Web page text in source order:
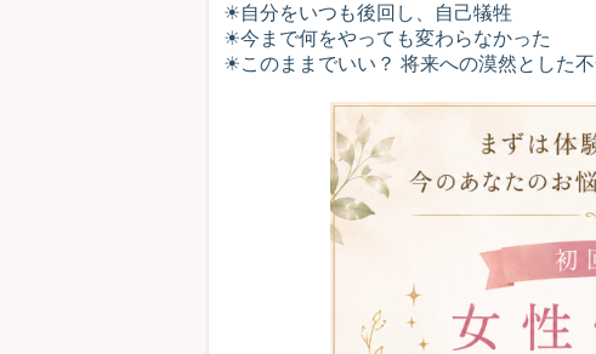
☀︎自分をいつも後回し、自己犠牲
☀︎今まで何をやっても変わらなかった
☀︎このままでいい？ 将来への漠然とした